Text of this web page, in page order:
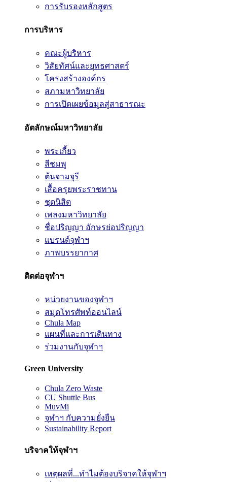
การรับรองหลักสูตร
การบริหาร
คณะผู้บริหาร
วิสัยทัศน์และยุทธศาสตร์
โครงสร้างองค์กร
สภามหาวิทยาลัย
การเปิดเผยข้อมูลสู่สาธารณะ
อัตลักษณ์มหาวิทยาลัย
พระเกี้ยว
สีชมพู
ต้นจามจุรี
เสื้อครุยพระราชทาน
ชุดนิสิต
เพลงมหาวิทยาลัย
ชื่อปริญญา อักษรย่อปริญญา
แบรนด์จุฬาฯ
ภาพบรรยากาศ
ติดต่อจุฬาฯ
หน่วยงานของจุฬาฯ
สมุดโทรศัพท์ออนไลน์
Chula Map
แผนที่และการเดินทาง
ร่วมงานกับจุฬาฯ
Green University
Chula Zero Waste
CU Shuttle Bus
MuvMi
จุฬาฯ กับความยั่งยืน
Sustainability Report
บริจาคให้จุฬาฯ
เหตุผลที่...ทำไมต้องบริจาคให้จุฬาฯ